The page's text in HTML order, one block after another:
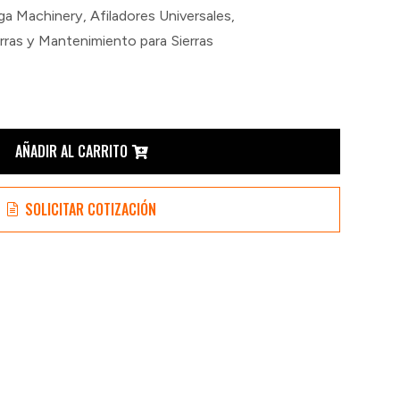
Machinery, Afiladores Universales,
y Mantenimiento para Sierras
AÑADIR AL CARRITO
SOLICITAR COTIZACIÓN